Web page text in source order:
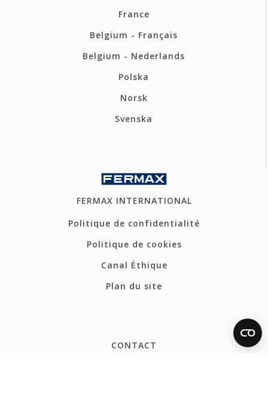
France
Belgium - Français
Belgium - Nederlands
Polska
Norsk
Svenska
FERMAX INTERNATIONAL
Politique de confidentialité
Politique de cookies
Canal Éthique
Plan du site
CONTACT